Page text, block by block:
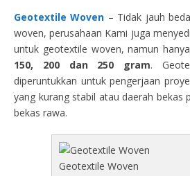
Geotextile Woven – Tidak jauh
woven, perusahaan Kami juga
untuk geotextile woven, namun
150, 200 dan 250 gram.
diperuntukkan untuk pengerjaan
yang kurang stabil atau daerah bekas
bekas rawa.
Geotextile Woven